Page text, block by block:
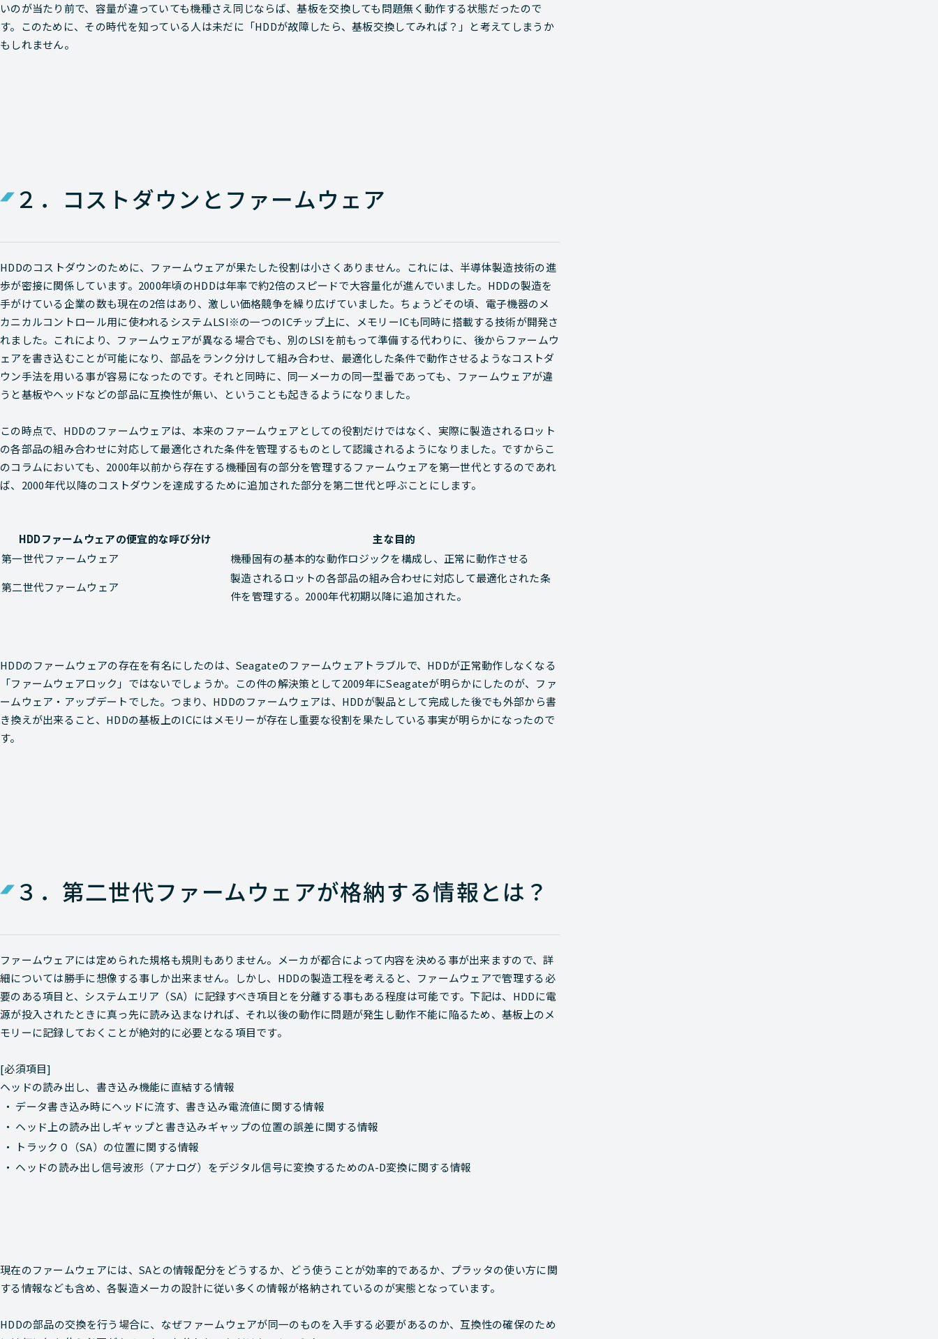
いのが当たり前で、容量が違っていても機種さえ同じならば、基板を交換しても問題無く動作する状態だったので
す。このために、その時代を知っている人は未だに「HDDが故障したら、基板交換してみれば？」と考えてしまうか
もしれません。
２．コストダウンとファームウェア
HDDのコストダウンのために、ファームウェアが果たした役割は小さくありません。これには、半導体製造技術の進
歩が密接に関係しています。2000年頃のHDDは年率で約2倍のスピードで大容量化が進んでいました。HDDの製造を
手がけている企業の数も現在の2倍はあり、激しい価格競争を繰り広げていました。ちょうどその頃、電子機器のメ
カニカルコントロール用に使われるシステムLSI※の一つのICチップ上に、メモリーICも同時に搭載する技術が開発さ
れました。これにより、ファームウェアが異なる場合でも、別のLSIを前もって準備する代わりに、後からファームウ
ェアを書き込むことが可能になり、部品をランク分けして組み合わせ、最適化した条件で動作させるようなコストダ
ウン手法を用いる事が容易になったのです。それと同時に、同一メーカの同一型番であっても、ファームウェアが違
うと基板やヘッドなどの部品に互換性が無い、ということも起きるようになりました。
この時点で、HDDのファームウェアは、本来のファームウェアとしての役割だけではなく、実際に製造されるロット
の各部品の組み合わせに対応して最適化された条件を管理するものとして認識されるようになりました。ですからこ
のコラムにおいても、2000年以前から存在する機種固有の部分を管理するファームウェアを第一世代とするのであれ
ば、2000年代以降のコストダウンを達成するために追加された部分を第二世代と呼ぶことにします。
HDDファームウェアの便宜的な呼び分け
主な目的
第一世代ファームウェア
機種固有の基本的な動作ロジックを構成し、正常に動作させる
第二世代ファームウェア
製造されるロットの各部品の組み合わせに対応して最適化された条
件を管理する。2000年代初期以降に追加された。
HDDのファームウェアの存在を有名にしたのは、Seagateのファームウェアトラブルで、HDDが正常動作しなくなる
「ファームウェアロック」ではないでしょうか。この件の解決策として2009年にSeagateが明らかにしたのが、ファ
ームウェア・アップデートでした。つまり、HDDのファームウェアは、HDDが製品として完成した後でも外部から書
き換えが出来ること、HDDの基板上のICにはメモリーが存在し重要な役割を果たしている事実が明らかになったので
す。
３．第二世代ファームウェアが格納する情報とは？
ファームウェアには定められた規格も規則もありません。メーカが都合によって内容を決める事が出来ますので、詳
細については勝手に想像する事しか出来ません。しかし、HDDの製造工程を考えると、ファームウェアで管理する必
要のある項目と、システムエリア（SA）に記録すべき項目とを分離する事もある程度は可能です。下記は、HDDに電
源が投入されたときに真っ先に読み込まなければ、それ以後の動作に問題が発生し動作不能に陥るため、基板上のメ
モリーに記録しておくことが絶対的に必要となる項目です。
[必須項目]
ヘッドの読み出し、書き込み機能に直結する情報
データ書き込み時にヘッドに流す、書き込み電流値に関する情報
ヘッド上の読み出しギャップと書き込みギャップの位置の誤差に関する情報
トラック０（SA）の位置に関する情報
ヘッドの読み出し信号波形（アナログ）をデジタル信号に変換するためのA-D変換に関する情報
現在のファームウェアには、SAとの情報配分をどうするか、どう使うことが効率的であるか、プラッタの使い方に関
する情報なども含め、各製造メーカの設計に従い多くの情報が格納されているのが実態となっています。
HDDの部品の交換を行う場合に、なぜファームウェアが同一のものを入手する必要があるのか、互換性の確保のため